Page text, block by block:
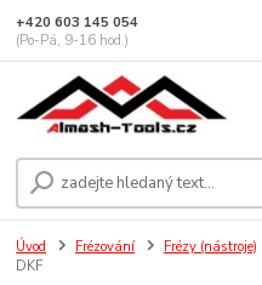
+420 603 145 054
(Po-Pá, 9-16 hod.)
Úvod Frézování Frézy (nástroje)
DKF